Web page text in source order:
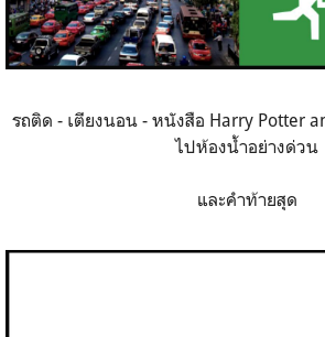
รถติด - เตียงนอน - หนังสือ Harry Potter
ไปห้องน้ำอย่างด่วน
และคำท้ายสุด